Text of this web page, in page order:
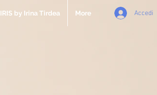
IRIS by Irina Tirdea More Accedi